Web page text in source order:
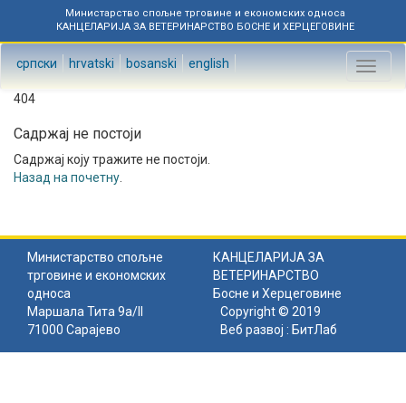
Министарство спољне трговине и економских односа
КАНЦЕЛАРИЈА ЗА ВЕТЕРИНАРСТВО БОСНЕ И ХЕРЦЕГОВИНЕ
српски hrvatski bosanski english
Toggle
404
Садржај не постоји
Садржај коју тражите не постоји.
Назад на почетну
Министарство спољне
трговине и економских
односа
КАНЦЕЛАРИЈА ЗА
ВЕТЕРИНАРСТВО
Босне и Херцеговине
Маршала Тита 9а/II
71000 Сарајево
Copyright © 2019
Веб развој : БитЛаб